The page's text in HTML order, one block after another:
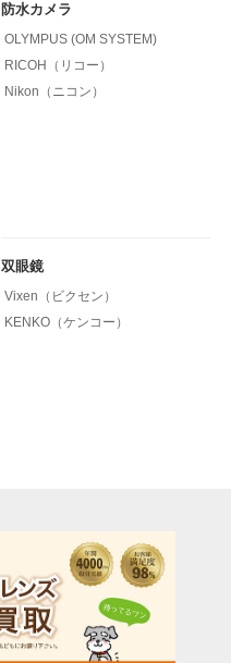
防水カメラ
OLYMPUS (OM SYSTEM)
RICOH（リコー）
Nikon（ニコン）
双眼鏡
Vixen（ビクセン）
KENKO（ケンコー）